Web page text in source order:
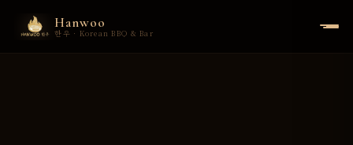
Hanwoo
한우 · Korean BBQ & Bar